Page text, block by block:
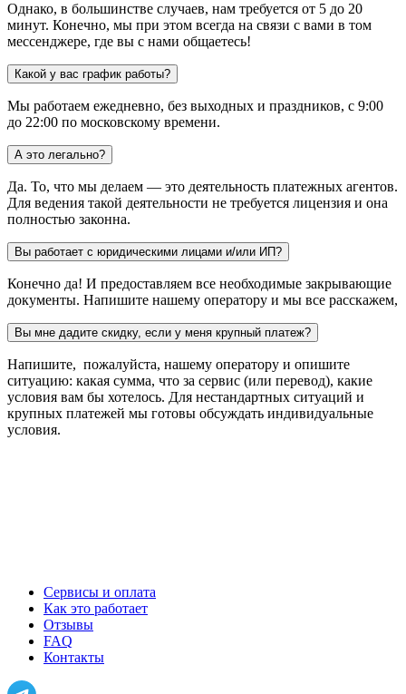
Однако, в большинстве случаев, нам требуется от 5 до 20
минут. Конечно, мы при этом всегда на связи с вами в том
мессенджере, где вы с нами общаетесь!
Какой у вас график работы?
Мы работаем ежедневно, без выходных и праздников, с 9:00
до 22:00 по московскому времени.
А это легально?
Да. То, что мы делаем — это деятельность платежных агентов.
Для ведения такой деятельности не требуется лицензия и она
полностью законна.
Вы работает с юридическими лицами и/или ИП?
Конечно да! И предоставляем все необходимые закрывающие
документы. Напишите нашему оператору и мы все расскажем,
Вы мне дадите скидку, если у меня крупный платеж?
Напишите, пожалуйста, нашему оператору и опишите
ситуацию: какая сумма, что за сервис (или перевод), какие
условия вам бы хотелось. Для нестандартных ситуаций и
крупных платежей мы готовы обсуждать индивидуальные
условия.
Сервисы и оплата
Как это работает
Отзывы
FAQ
Контакты